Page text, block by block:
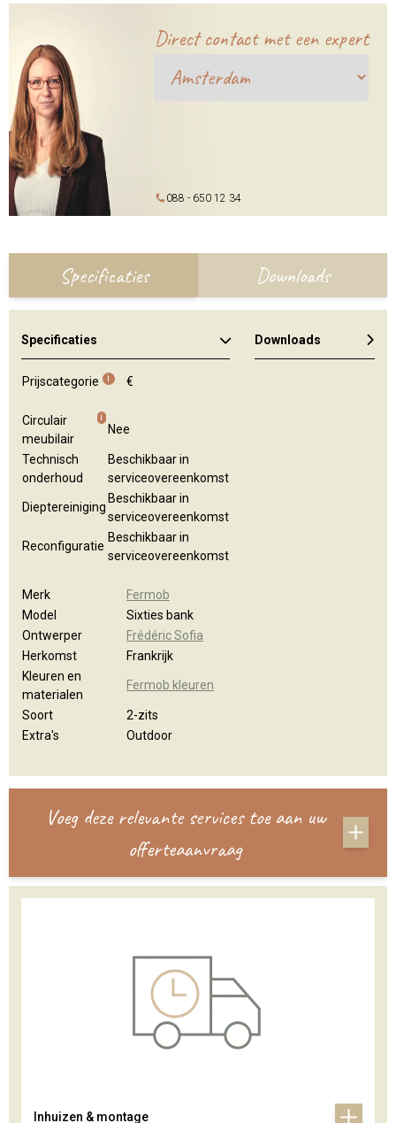
Direct contact met een expert
088 - 650 12 34
Specificaties Downloads
Specificaties
Prijscategorie i €
Circulair
meubilair
i
Nee
Technisch
onderhoud
Beschikbaar in
serviceovereenkomst
Dieptereiniging
Beschikbaar in
serviceovereenkomst
Reconfiguratie
Beschikbaar in
serviceovereenkomst
Merk
Fermob
Model
Sixties bank
Ontwerper
Frédéric Sofia
Herkomst
Frankrijk
Kleuren en
materialen
Fermob kleuren
Soort
2-zits
Extra's
Outdoor
Downloads
Voeg deze relevante services toe aan uw
offerteaanvraag
Inhuizen & montage